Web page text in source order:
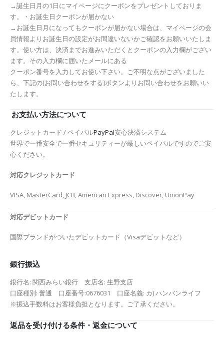
→誕生日月の1日にマイページにクーポンをプレゼントしておりま
す。・お誕生日クーポンが届かない
→お誕生日月になってもクーポンが届かない場合は、マイページの会
員情報よりお誕生日の設定がお間違いないかご確認をお願いいたしま
す。使い方は、決済までお進みいただくとクーポンの入力欄がござい
ます。その入力欄に届いたメールにある
クーポン番号を入力してお使い下さい。ご不明な点がございました
ら、下記の[お問い合わせをする]ボタンよりお問い合わせをお願いい
たします。
お支払い方法について
クレジットカード / ペイパルPayPal安心決済システム
世界で一番安全で一番セキュリティーが厳しいペイパルですのでご安
心ください。
対応クレジットカード
VISA, MasterCard, JCB, American Express, Discover, UnionPay
対応デビットカード
国際ブランドがついたデビットカード（Visaデビットなど）
銀行振込
銀行名: 関西みらい銀行 支店名: 生野支店
口座種別: 普通 口座番号:0676031 口座名義: カ) ハンバンライフ
※振込手数料はお客様負担となります。ご了承ください。
返品を受け付ける条件・返金について